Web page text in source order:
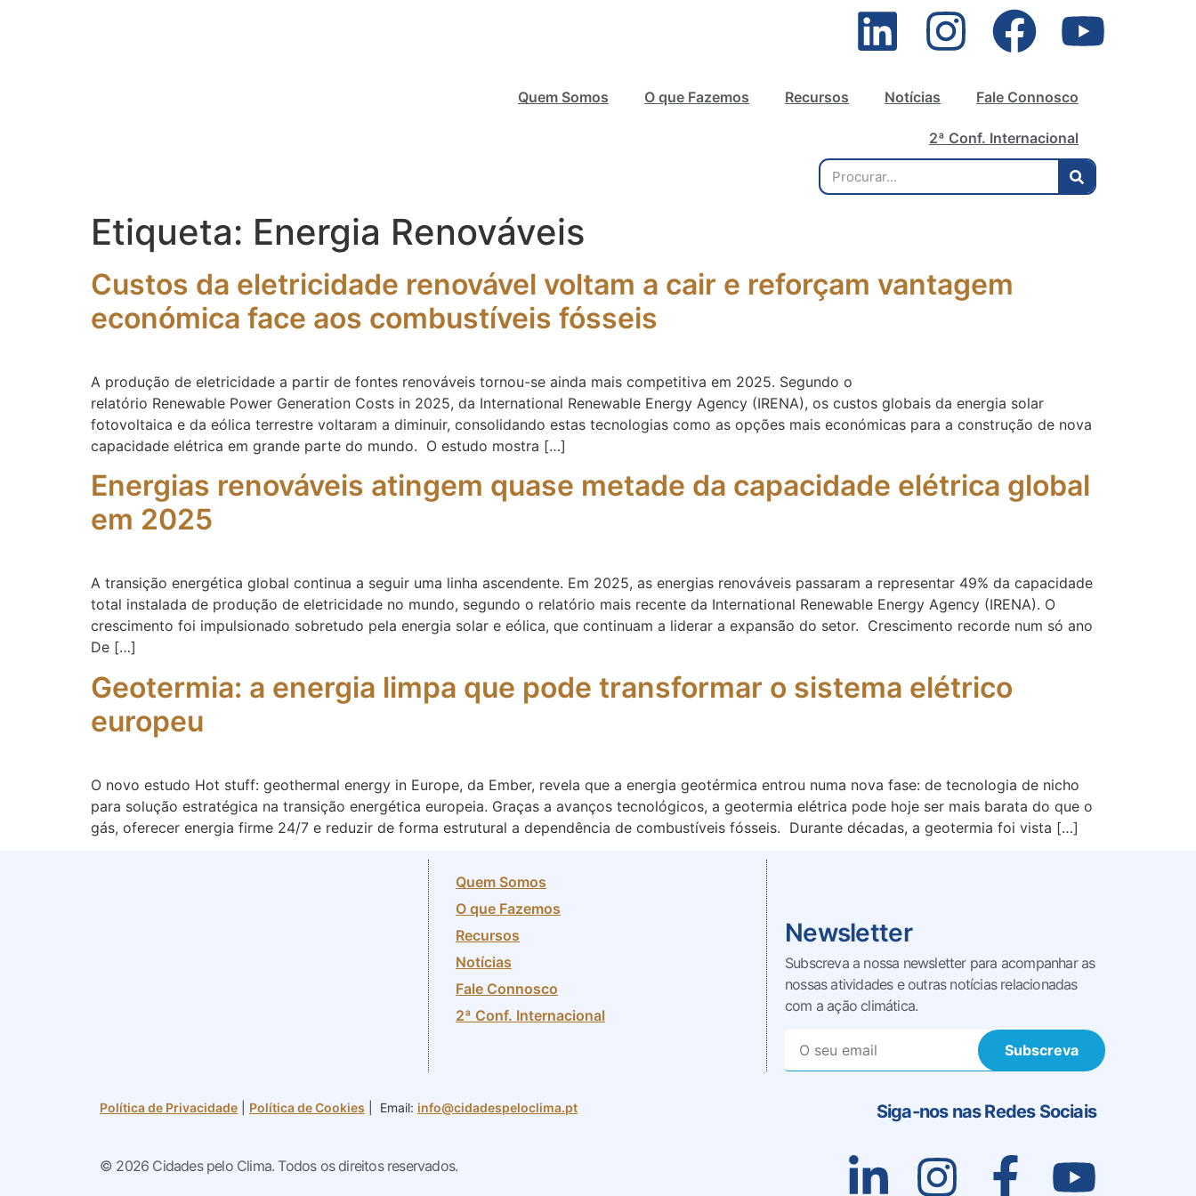
Quem Somos O que Fazemos Recursos Notícias Fale Connosco
2ª Conf. Internacional
Etiqueta: Energia Renováveis
Custos da eletricidade renovável voltam a cair e reforçam vantagem
económica face aos combustíveis fósseis
A produção de eletricidade a partir de fontes renováveis tornou-se ainda mais competitiva em 2025. Segundo o
relatório Renewable Power Generation Costs in 2025, da International Renewable Energy Agency (IRENA), os custos globais da energia solar
fotovoltaica e da eólica terrestre voltaram a diminuir, consolidando estas tecnologias como as opções mais económicas para a construção de nova
capacidade elétrica em grande parte do mundo. O estudo mostra […]
Energias renováveis atingem quase metade da capacidade elétrica global
em 2025
A transição energética global continua a seguir uma linha ascendente. Em 2025, as energias renováveis passaram a representar 49% da capacidade
total instalada de produção de eletricidade no mundo, segundo o relatório mais recente da International Renewable Energy Agency (IRENA). O
crescimento foi impulsionado sobretudo pela energia solar e eólica, que continuam a liderar a expansão do setor. Crescimento recorde num só ano
De […]
Geotermia: a energia limpa que pode transformar o sistema elétrico
europeu
O novo estudo Hot stuff: geothermal energy in Europe, da Ember, revela que a energia geotérmica entrou numa nova fase: de tecnologia de nicho
para solução estratégica na transição energética europeia. Graças a avanços tecnológicos, a geotermia elétrica pode hoje ser mais barata do que o
gás, oferecer energia firme 24/7 e reduzir de forma estrutural a dependência de combustíveis fósseis. Durante décadas, a geotermia foi vista […]
Quem Somos
O que Fazemos
Recursos
Notícias
Fale Connosco
2ª Conf. Internacional
Newsletter
Subscreva a nossa newsletter para acompanhar as
nossas atividades e outras notícias relacionadas
com a ação climática.
Subscreva
Política de Privacidade Política de Cookies | Email: info@cidadespeloclima.pt Siga-nos nas Redes Sociais
© 2026 Cidades pelo Clima. Todos os direitos reservados.